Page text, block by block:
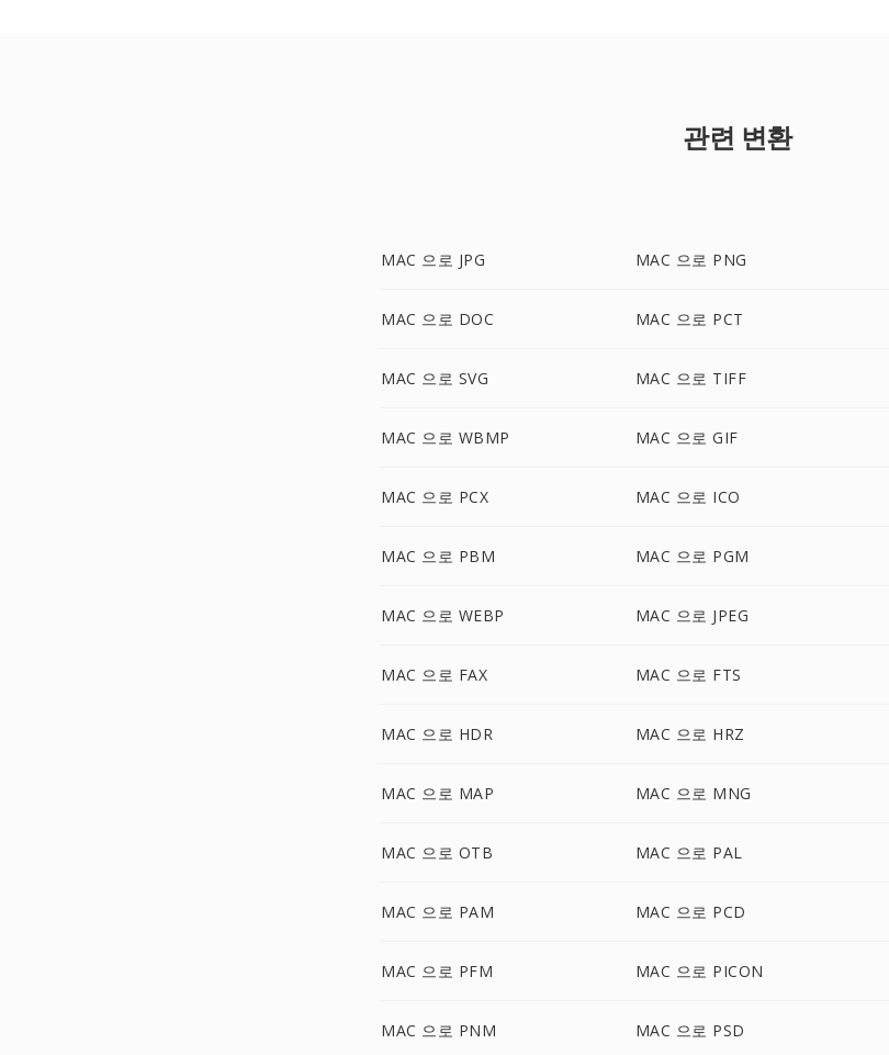
관련 변환
MAC 으로 JPG MAC 으로 PNG
MAC 으로 DOC MAC 으로 PCT
MAC 으로 SVG MAC 으로 TIFF
MAC 으로 WBMP MAC 으로 GIF
MAC 으로 PCX MAC 으로 ICO
MAC 으로 PBM MAC 으로 PGM
MAC 으로 WEBP MAC 으로 JPEG
MAC 으로 FAX MAC 으로 FTS
MAC 으로 HDR MAC 으로 HRZ
MAC 으로 MAP MAC 으로 MNG
MAC 으로 OTB MAC 으로 PAL
MAC 으로 PAM MAC 으로 PCD
MAC 으로 PFM MAC 으로 PICON
MAC 으로 PNM MAC 으로 PSD